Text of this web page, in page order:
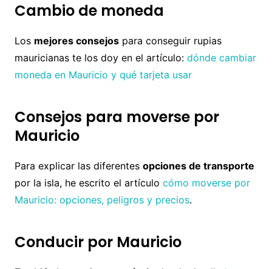
Cambio de moneda
Los mejores consejospara conseguir rupias
mauricianas te los doy en el artículo: dónde cambiar
moneda en Mauricio y qué tarjeta usar
Consejos para moverse por
Mauricio
Para explicar las diferentes opciones de transporte
por la isla, he escrito el artículo cómo moverse por
Mauricio: opciones, peligros y precios.
Conducir por Mauricio